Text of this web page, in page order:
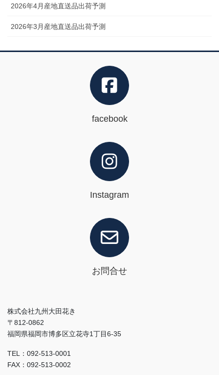
2026年4月産地直送品出荷予測
2026年3月産地直送品出荷予測
facebook
Instagram
お問合せ
株式会社九州大田花き
〒812-0862
福岡県福岡市博多区立花寺1丁目6-35
TEL：092-513-0001
FAX：092-513-0002